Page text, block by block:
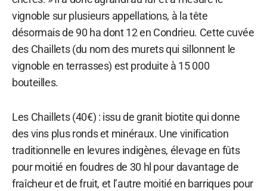
vignoble sur plusieurs appellations, à la tête
désormais de 90 ha dont 12 en Condrieu. Cette cuvée
des Chaillets (du nom des murets qui sillonnent le
vignoble en terrasses) est produite à 15 000
bouteilles.
Les Chaillets (40€) : issu de granit biotite qui donne
des vins plus ronds et minéraux. Une vinification
traditionnelle en levures indigènes, élevage en fûts
pour moitié en foudres de 30 hl pour davantage de
fraîcheur et de fruit, et l’autre moitié en barriques pour